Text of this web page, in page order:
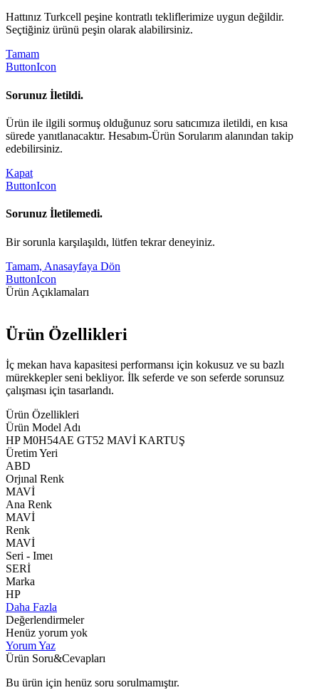
Hattınız Turkcell peşine kontratlı tekliflerimize uygun değildir.
Seçtiğiniz ürünü peşin olarak alabilirsiniz.
Tamam
ButtonIcon
Sorunuz İletildi.
Ürün ile ilgili sormuş olduğunuz soru satıcımıza iletildi, en kısa
sürede yanıtlanacaktır. Hesabım-Ürün Sorularım alanından takip
edebilirsiniz.
Kapat
ButtonIcon
Sorunuz İletilemedi.
Bir sorunla karşılaşıldı, lütfen tekrar deneyiniz.
Tamam, Anasayfaya Dön
ButtonIcon
Ürün Açıklamaları
Ürün Özellikleri
İç mekan hava kapasitesi performansı için kokusuz ve su bazlı
mürekkepler seni bekliyor. İlk seferde ve son seferde sorunsuz
çalışması için tasarlandı.
Ürün Özellikleri
Ürün Model Adı
HP M0H54AE GT52 MAVİ KARTUŞ
Üretim Yeri
ABD
Orjınal Renk
MAVİ
Ana Renk
MAVİ
Renk
MAVİ
Seri - Imeı
SERİ
Marka
HP
Daha Fazla
Değerlendirmeler
Henüz yorum yok
Yorum Yaz
Ürün Soru&Cevapları
Bu ürün için henüz soru sorulmamıştır.